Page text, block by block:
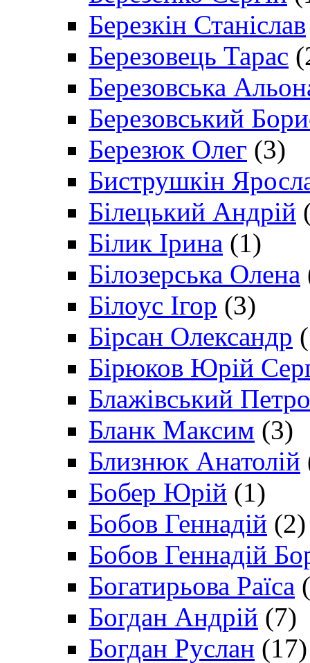
Березкін Станіслав
Березовець Тарас
Березовська
Березовський
Березюк Олег (3)
Биструшкін
Білецький Андрій
Білик Ірина (1)
Білозерська Олена
Білоус Ігор (3)
Бірсан Олександр
Бірюков Юрій
Блажівський Петро
Бланк Максим (3)
Близнюк Анатолій
Бобер Юрій (1)
Бобов Геннадій (2)
Бобов Геннадій
Богатирьова Раїса
Богдан Андрій (7)
Богдан Руслан (17)